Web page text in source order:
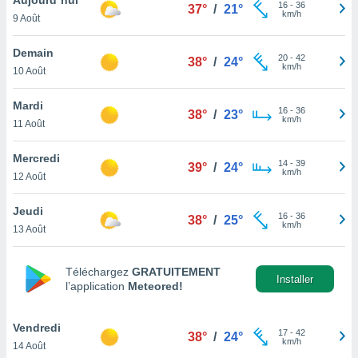
et
»,
au
vous
qu'ils
ou
le
ainsi
un
la
du
9 Août
37° / 21° 16- 36
km/h
Demain
10 Août
38° / 24° 20- 42
km/h
Mardi
11 Août
38° / 23° 16- 36
km/h
Mercredi
12 Août
39° / 24° 14- 39
km/h
Jeudi
13 Août
38° / 25° 16- 36
km/h
Téléchargez GRATUITEMENT
l’application Meteored!
Installer
Vendredi
14 Août
38° / 24° 17- 42
km/h